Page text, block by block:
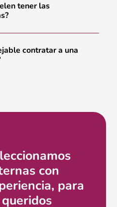
tener las
contratar a una
con
para